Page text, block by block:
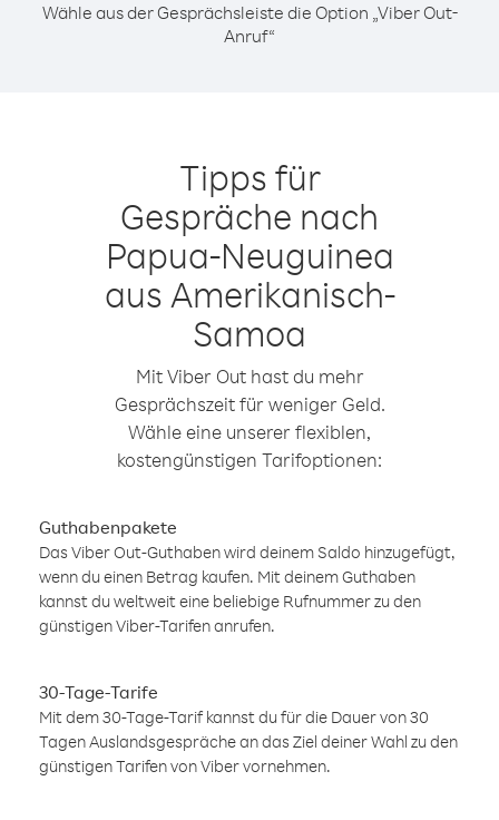
Wähle aus der Gesprächsleiste die Option „Viber Out-
Anruf“
Tipps für
Gespräche nach
Papua-Neuguinea
aus Amerikanisch-
Samoa
Mit Viber Out hast du mehr
Gesprächszeit für weniger Geld.
Wähle eine unserer flexiblen,
kostengünstigen Tarifoptionen:
Guthabenpakete
Das Viber Out-Guthaben wird deinem Saldo hinzugefügt,
wenn du einen Betrag kaufen. Mit deinem Guthaben
kannst du weltweit eine beliebige Rufnummer zu den
günstigen Viber-Tarifen anrufen.
30-Tage-Tarife
Mit dem 30-Tage-Tarif kannst du für die Dauer von 30
Tagen Auslandsgespräche an das Ziel deiner Wahl zu den
günstigen Tarifen von Viber vornehmen.